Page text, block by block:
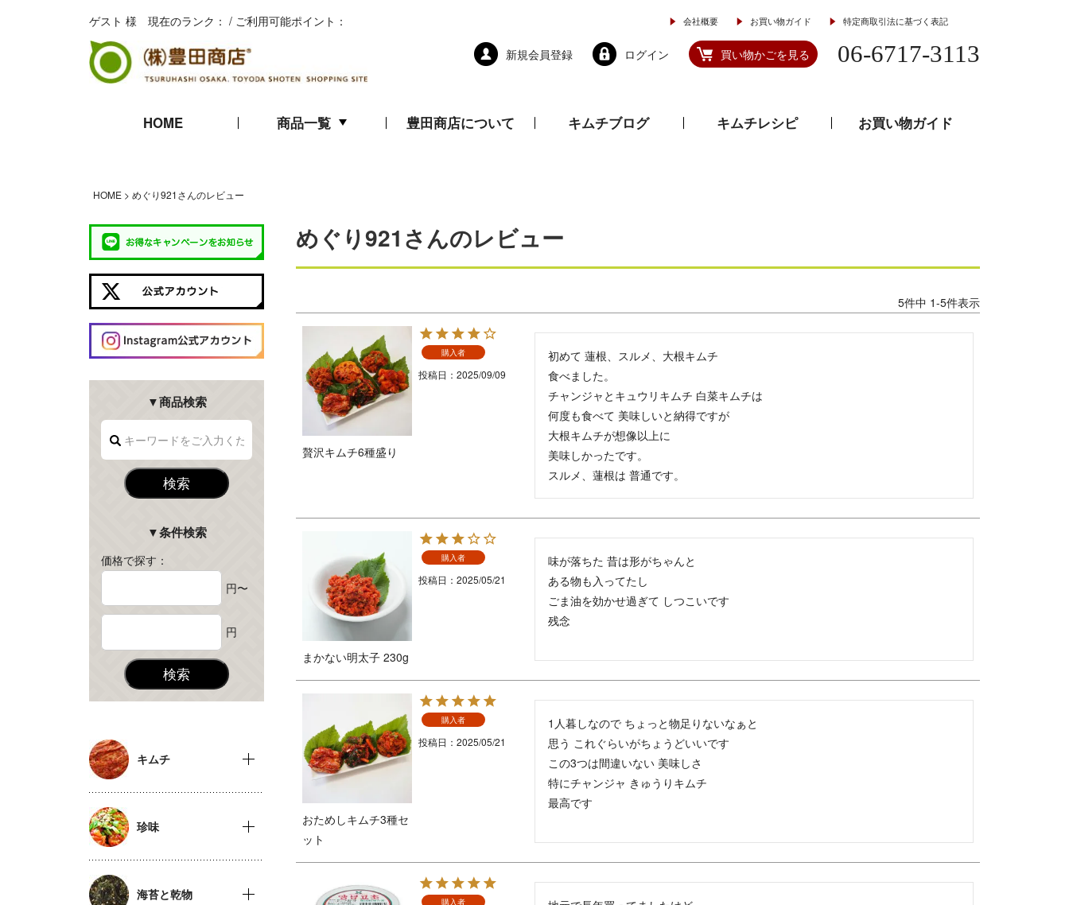
ゲスト 様 現在のランク： / ご利用可能ポイント： 会社概要 お買い物ガイド 特定商取引法に基づく表記
新規会員登録 ログイン 買い物かごを見る 06-6717-3113
HOME 商品一覧 豊田商店について キムチブログ キムチレシピ お買い物ガイド
HOME めぐり921さんのレビュー
▼商品検索
検索
▼条件検索
価格で探す：
円〜
円
検索
キムチ
珍味
海苔と乾物
めぐり921さんのレビュー
5件中 1-5件表示
贅沢キムチ6種盛り
購入者
投稿日 2025/09/09
初めて 蓮根、スルメ、大根キムチ
食べました。
チャンジャとキュウリキムチ 白菜キムチは
何度も食べて 美味しいと納得ですが
大根キムチが想像以上に
美味しかったです。
スルメ、蓮根は 普通です。
まかない明太子 230g
購入者
投稿日 2025/05/21
味が落ちた 昔は形がちゃんと
ある物も入ってたし
ごま油を効かせ過ぎて しつこいです
残念
おためしキムチ3種セ
ット
購入者
投稿日 2025/05/21
1人暮しなので ちょっと物足りないなぁと
思う これぐらいがちょうどいいです
この3つは間違いない 美味しさ
特にチャンジャ きゅうりキムチ
最高です
購入者